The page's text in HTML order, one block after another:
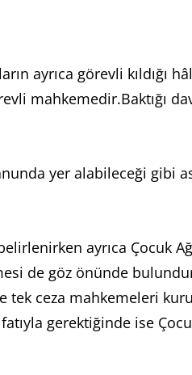
ayrıca görevli kıldığı
mahkemedir.Baktığı
yer alabileceği gibi
ayrıca Çocuk
de göz önünde
tek ceza mahkemeleri
gerektiğinde ise